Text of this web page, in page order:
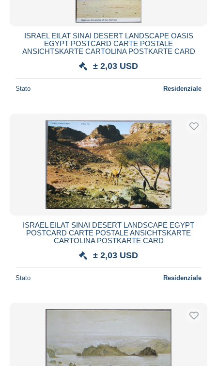
ISRAEL EILAT SINAI DESERT LANDSCAPE OASIS
EGYPT POSTCARD CARTE POSTALE
ANSICHTSKARTE CARTOLINA POSTKARTE CARD
± 2,03 USD
Stato Residenziale
ISRAEL EILAT SINAI DESERT LANDSCAPE EGYPT
POSTCARD CARTE POSTALE ANSICHTSKARTE
CARTOLINA POSTKARTE CARD
± 2,03 USD
Stato Residenziale